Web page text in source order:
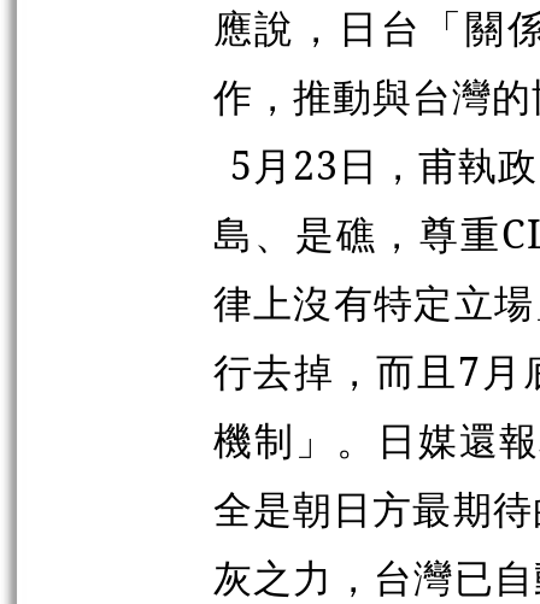
應說，日台「關
作，推動與台灣
5月23日，甫執
島、是礁，尊重
律上沒有特定立
行去掉，而且7月
機制」。日媒還
全是朝日方最期
灰之力，台灣已